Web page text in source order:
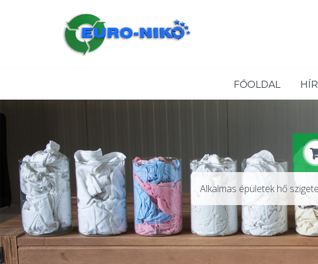
Ipari válogatott géprongy közvetlenül a gyártótól, színes vágott-
vágatlan géprongy, fehér vágott-vágatlan géprongy, 100% pamut
FŐOLDAL
Alkalmas épületek hő